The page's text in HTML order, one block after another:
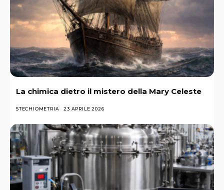
La chimica dietro il mistero della Mary Celeste
STECHIOMETRIA 23 APRILE 2026